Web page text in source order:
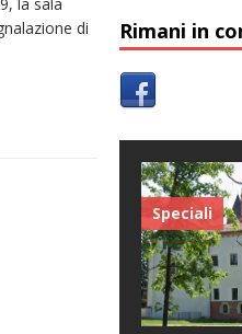
mons. Marco Arnolfo
di
Rimani in
Speciali